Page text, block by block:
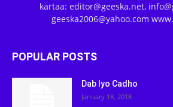
kartaa: editor@geeska.net,
geeska2006@yahoo.com
POPULAR POSTS
Dab Iyo Cadho
January 18, 2018